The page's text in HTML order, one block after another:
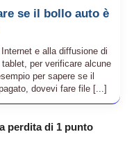
se il bollo auto è
e alla diffusione di
per verificare alcune
per sapere se il
dovevi fare file [...]
perdita di 1 punto